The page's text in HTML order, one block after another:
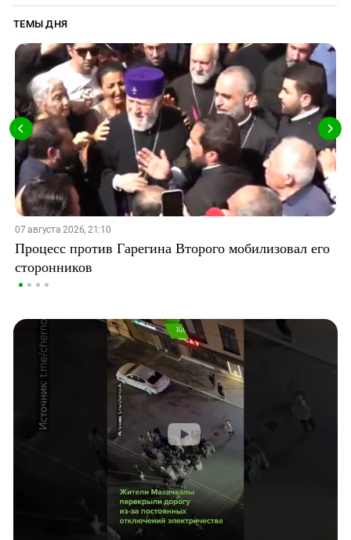
ТЕМЫ ДНЯ
07 августа 2026, 21:10
Процесс против Гарегина Второго мобилизовал его
сторонников